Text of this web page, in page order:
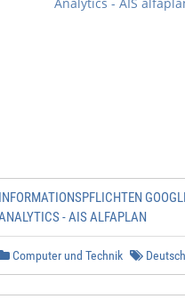
INFORMATIONSPFLICHTEN
- AIS ALFAPLAN
Computer und Technik Deutsch